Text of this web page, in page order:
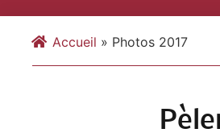
Accueil » Photos 2017